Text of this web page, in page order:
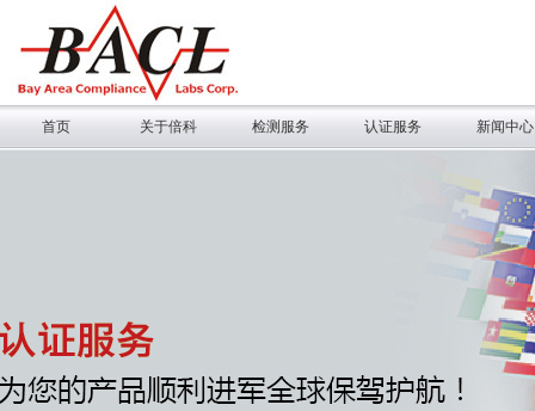
首页 关于倍科 检测服务 认证服务 新闻中心